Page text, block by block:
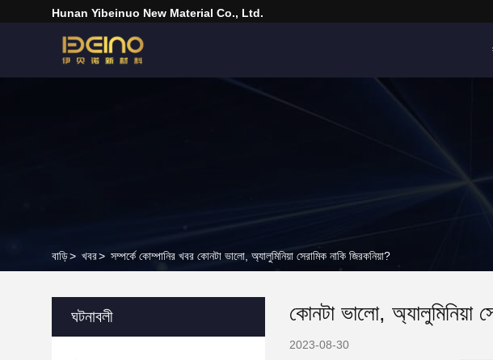
Hunan Yibeinuo New Material Co., Ltd.
বাড়ি> খবর> সম্পর্কে কোম্পানির খবর কোনটা ভালো, অ্যালুমিনিয়া সেরামিক নাকি জিরকনিয়া?
ঘটনাবলী কোনটা ভালো, অ্যালুমিনিয়া
2023-08-30